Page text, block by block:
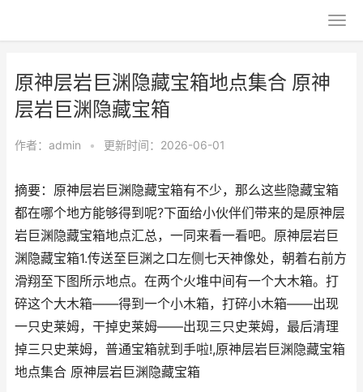
原神层岩巨渊隐藏宝箱地点集合 原神
层岩巨渊隐藏宝箱
作者： admin • 更新时间：2026-06-01
摘要：原神层岩巨渊隐藏宝箱有不少，那么这些隐藏宝箱
都在哪个地方能够得到呢?下面给小伙伴们带来的是原神层
岩巨渊隐藏宝箱地点汇总，一同来看一看吧。原神层岩巨
渊隐藏宝箱1.传送至巨渊之口左侧七天神像处，朝着右前方
滑翔至下图所示地点。在两个火堆中间有一个大木箱。打
碎这个大木箱——得到一个小木箱，打碎小木箱——出现
一只史莱姆，干掉史莱姆——出现三只史莱姆，最后清理
掉三只史莱姆，普通宝箱就到手啦!,原神层岩巨渊隐藏宝箱
地点集合 原神层岩巨渊隐藏宝箱